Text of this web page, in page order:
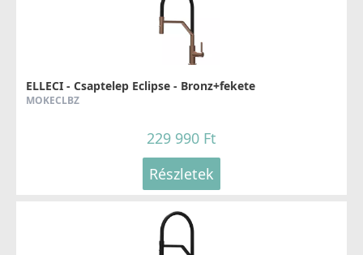
ELLECI - Csaptelep Eclipse - Bronz+fekete
MOKECLBZ
229 990 Ft
Részletek